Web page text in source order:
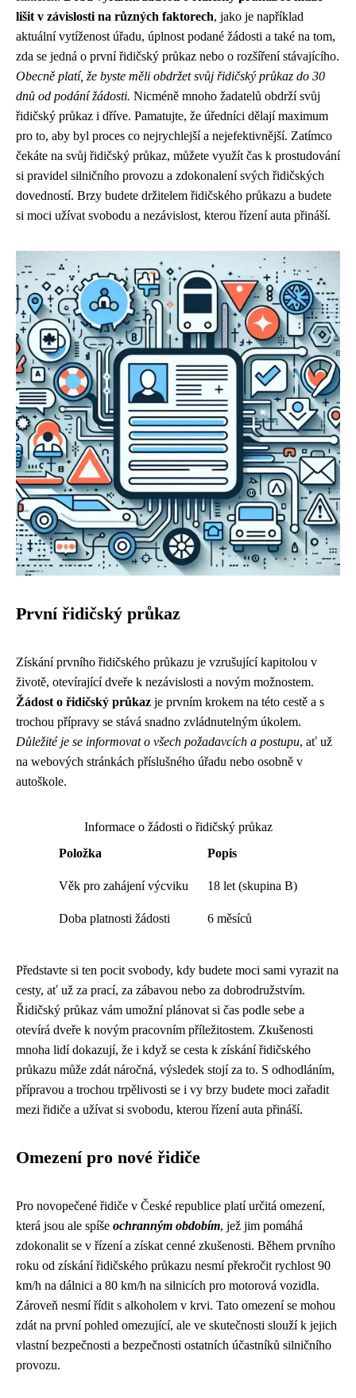
lišit v závislosti na různých faktorech, jako je například
aktuální vytíženost úřadu, úplnost podané žádosti a také na tom,
zda se jedná o první řidičský průkaz nebo o rozšíření stávajícího.
Obecně platí, že byste měli obdržet svůj řidičský průkaz do 30
dnů od podání žádosti. Nicméně mnoho žadatelů obdrží svůj
řidičský průkaz i dříve. Pamatujte, že úředníci dělají maximum
pro to, aby byl proces co nejrychlejší a nejefektivnější. Zatímco
čekáte na svůj řidičský průkaz, můžete využít čas k prostudování
si pravidel silničního provozu a zdokonalení svých řidičských
dovedností. Brzy budete držitelem řidičského průkazu a budete
si moci užívat svobodu a nezávislost, kterou řízení auta přináší.
První řidičský průkaz
Získání prvního řidičského průkazu je vzrušující kapitolou v
životě, otevírající dveře k nezávislosti a novým možnostem.
Žádost o řidičský průkaz je prvním krokem na této cestě a s
trochou přípravy se stává snadno zvládnutelným úkolem.
Důležité je se informovat o všech požadavcích a postupu, ať už
na webových stránkách příslušného úřadu nebo osobně v
autoškole.
Informace o žádosti o řidičský průkaz
Položka
Popis
Věk pro zahájení výcviku 18 let (skupina B)
Doba platnosti žádosti 6 měsíců
Představte si ten pocit svobody, kdy budete moci sami vyrazit na
cesty, ať už za prací, za zábavou nebo za dobrodružstvím.
Řidičský průkaz vám umožní plánovat si čas podle sebe a
otevírá dveře k novým pracovním příležitostem. Zkušenosti
mnoha lidí dokazují, že i když se cesta k získání řidičského
průkazu může zdát náročná, výsledek stojí za to. S odhodláním,
přípravou a trochou trpělivosti se i vy brzy budete moci zařadit
mezi řidiče a užívat si svobodu, kterou řízení auta přináší.
Omezení pro nové řidiče
Pro novopečené řidiče v České republice platí určitá omezení,
která jsou ale spíše ochranným obdobím, jež jim pomáhá
zdokonalit se v řízení a získat cenné zkušenosti. Během prvního
roku od získání řidičského průkazu nesmí překročit rychlost 90
km/h na dálnici a 80 km/h na silnicích pro motorová vozidla.
Zároveň nesmí řídit s alkoholem v krvi. Tato omezení se mohou
zdát na první pohled omezující, ale ve skutečnosti slouží k jejich
vlastní bezpečnosti a bezpečnosti ostatních účastníků silničního
provozu.